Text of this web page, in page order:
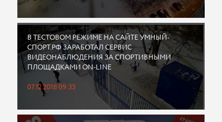
В ТЕСТОВОМ РЕЖИМЕ НА САЙТЕ УМНЫЙ-
СПОРТ.РФ ЗАРАБОТАЛ СЕРВИС
ВИДЕОНАБЛЮДЕНИЯ ЗА СПОРТИВНЫМИ
ПЛОЩАДКАМИ ON-LINE
07.12.2018 09:33